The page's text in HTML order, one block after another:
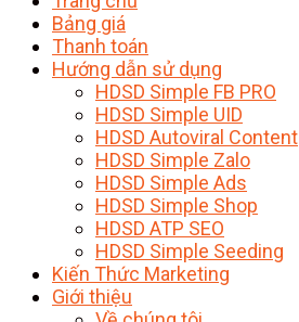
Bảng giá
Thanh toán
Hướng dẫn sử dụng
HDSD Simple FB PRO
HDSD Simple UID
HDSD Autoviral Content
HDSD Simple Zalo
HDSD Simple Ads
HDSD Simple Shop
HDSD ATP SEO
HDSD Simple Seeding
Kiến Thức Marketing
Giới thiệu